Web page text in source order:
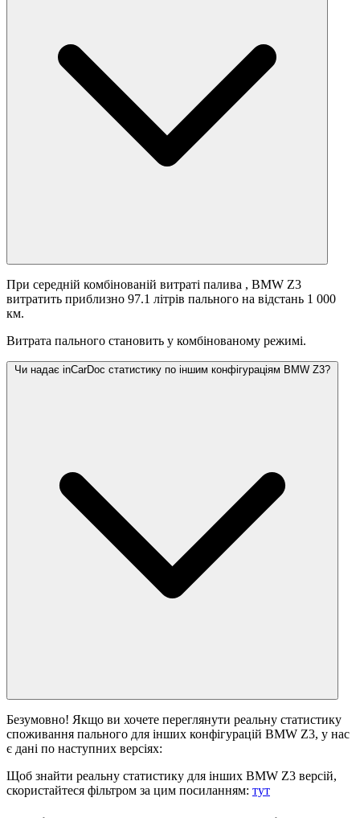
При середній комбінованій витраті палива , BMW Z3
витратить приблизно 97.1 літрів пального на відстань 1 000
км.
Витрата пального становить у комбінованому режимі.
Чи надає inCarDoc статистику по іншим конфігураціям BMW Z3?
Безумовно! Якщо ви хочете переглянути реальну статистику
споживання пального для інших конфігурацій BMW Z3, у нас
є дані по наступних версіях:
Щоб знайти реальну статистику для інших BMW Z3 версій,
скористайтеся фільтром за цим посиланням: тут